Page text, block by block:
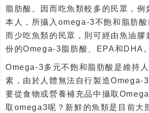
脂肪酸。因而吃魚類較多的民眾，例
本人，所攝入omega-3不飽和脂肪酸
而少吃魚類的民眾，則可經由魚油膠
份的Omega-3脂肪酸、EPA和DHA。
Omega-3多元不飽和脂肪酸是維持
素，由於人體無法自行製造Omega-
要從食物或營養補充品中攝取
取omega3呢？新鮮的魚類是目前大